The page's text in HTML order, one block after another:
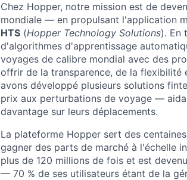
Chez Hopper, notre mission est de
mondiale — en propulsant l'application
HTS (Hopper Technology Solutions). En
d'algorithmes d'apprentissage
voyages de calibre mondial avec des
offrir de la transparence, de la flexibilité
avons développé plusieurs solutions
prix aux perturbations de voyage —
davantage sur leurs déplacements.
La plateforme Hopper sert des
gagner des parts de marché à l'échelle
plus de 120 millions de fois et est
— 70 % de ses utilisateurs étant de la